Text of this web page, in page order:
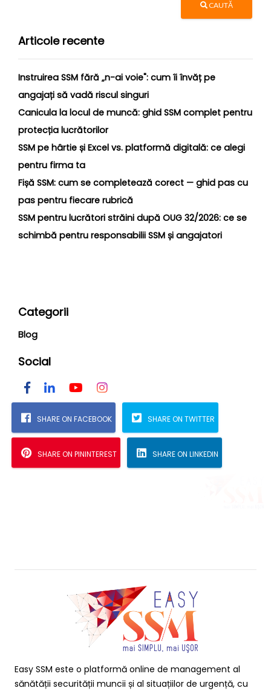
CAUTĂ
Articole recente
Instruirea SSM fără „n-ai voie": cum îi învăț pe
angajați să vadă riscul singuri
Canicula la locul de muncă: ghid SSM complet pentru
protecția lucrătorilor
SSM pe hârtie și Excel vs. platformă digitală: ce alegi
pentru firma ta
Fișă SSM: cum se completează corect — ghid pas cu
pas pentru fiecare rubrică
SSM pentru lucrători străini după OUG 32/2026: ce se
schimbă pentru responsabilii SSM și angajatori
Categorii
Blog
Social
SHARE ON FACEBOOK SHARE ON TWITTER
SHARE ON PININTEREST SHARE ON LINKEDIN
Easy SSM este o platformă online de management al
sănătății securității muncii și al situațiilor de urgență, cu